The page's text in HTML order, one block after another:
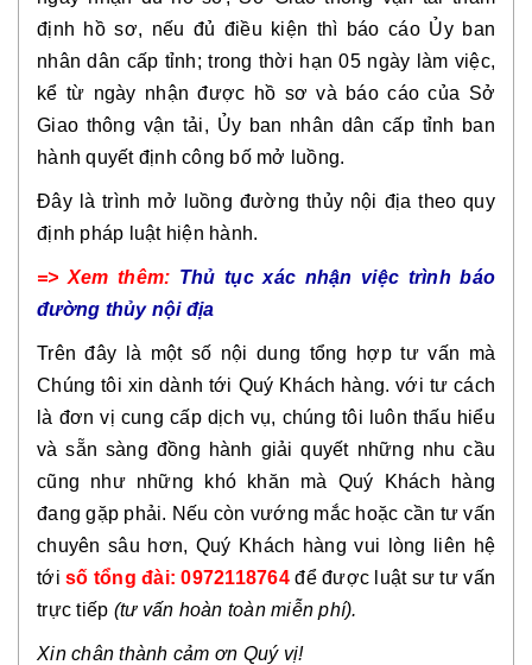
định hồ sơ, nếu đủ điều kiện thì báo cáo Ủy ban
nhân dân cấp tỉnh; trong thời hạn 05 ngày làm việc,
kể từ ngày nhận được hồ sơ và báo cáo của Sở
Giao thông vận tải, Ủy ban nhân dân cấp tỉnh ban
hành quyết định công bố mở luồng.
Đây là trình mở luồng đường thủy nội địa theo quy
định pháp luật hiện hành.
=> Xem thêm: Thủ tục xác nhận việc trình báo
đường thủy nội địa
Trên đây là một số nội dung tổng hợp tư vấn mà
Chúng tôi xin dành tới Quý Khách hàng.với tư cách
là đơn vị cung cấp dịch vụ, chúng tôi luôn thấu hiểu
và sẵn sàng đồng hành giải quyết những nhu cầu
cũng như những khó khăn mà Quý Khách hàng
đang gặp phải. Nếu còn vướng mắc hoặc cần tư vấn
chuyên sâu hơn, Quý Khách hàng vui lòng liên hệ
tớisố tổng đài: 0972118764 để được luật sư tư vấn
trực tiếp (tư vấn hoàn toàn miễn phí).
Xin chân thành cảm ơn Quý vị!